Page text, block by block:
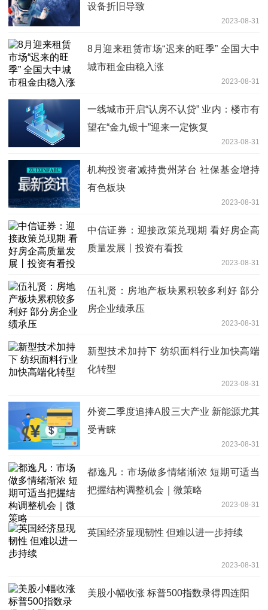
设备折旧导致
2023-08-31
8月迎来租赁市场“迟来的旺季” 全国大中
城市租金由稳入涨
2023-08-31
一线城市开启“认房不认贷” 业内：楼市有
望在“金九银十”迎来一定恢复
2023-08-31
机构投资者减持贵州茅台 社保基金增持
有色板块
2023-08-31
中信证券：迎接政策兑现期 看好房企高
质量发展丨投资有看投
2023-08-31
伍礼贤：房地产板块累积较多利好 部分
房企业绩承压
2023-08-31
新型技术加持下 纺织面料行业加快高端
化转型
2023-08-31
外资二季度追捧A股三大产业 新能源尤其
受青睐
2023-08-31
都逸凡：市场做多情绪渐浓 短期可适当
把握结构调整机会｜微策略
2023-08-31
英国经济显现韧性 但难以进一步持续
2023-08-31
美股小幅收涨 标普500指数录得四连阳